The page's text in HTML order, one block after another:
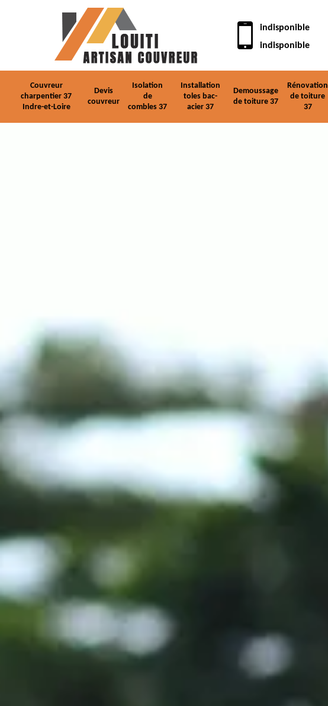
indisponible
indisponible
Couvreur
charpentier 37
Indre-et-Loire
Devis
couvreur
Isolation
de
combles 37
Installation
toles bac-
acier 37
Demoussage
de toiture 37
Rénovation
de toiture
37